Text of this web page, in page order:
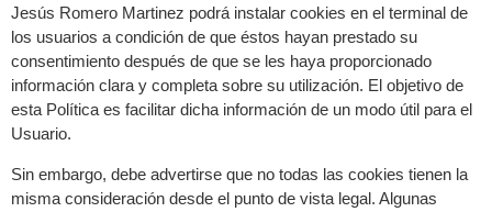
Jesús Romero Martinez podrá instalar cookies en el terminal de
los usuarios a condición de que éstos hayan prestado su
consentimiento después de que se les haya proporcionado
información clara y completa sobre su utilización. El objetivo de
esta Política es facilitar dicha información de un modo útil para el
Usuario.
Sin embargo, debe advertirse que no todas las cookies tienen la
misma consideración desde el punto de vista legal. Algunas